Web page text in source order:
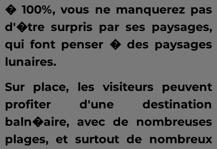
� 100%, vous ne manquerez pas
d'�tre surpris par ses paysages,
qui font penser � des paysages
lunaires.
Sur place, les visiteurs peuvent
profiter d'une destination
baln�aire, avec de nombreuses
plages, et surtout de nombreux